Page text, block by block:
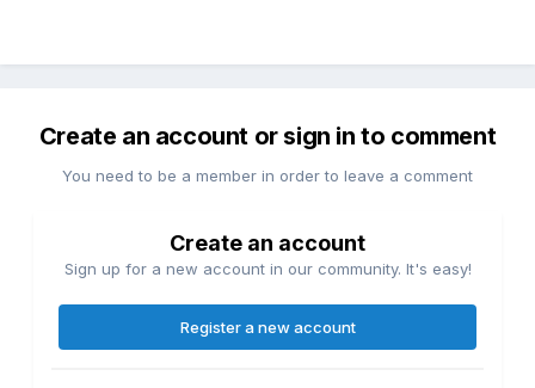
Create an account or sign in to comment
You need to be a member in order to leave a comment
Create an account
Sign up for a new account in our community. It's easy!
Register a new account